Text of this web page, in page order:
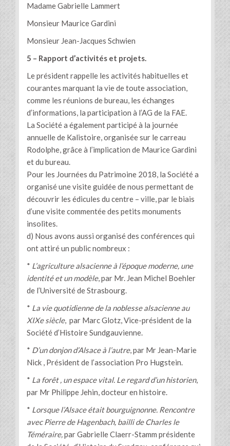
Madame Gabrielle Lammert
Monsieur Maurice Gardini
Monsieur Jean-Jacques Schwien
5 – Rapport d’activités et projets.
Le président rappelle les activités habituelles et
courantes marquant la vie de toute association,
comme les réunions de bureau, les échanges
d’informations, la participation à l’AG de la FAE.
La Société a également participé à la journée
annuelle de Kalistoire, organisée sur le carreau
Rodolphe, grâce à l’implication de Maurice Gardini
et du bureau.
Pour les Journées du Patrimoine 2018, la Société a
organisé une visite guidée de nous permettant de
découvrir les édicules du centre – ville, par le biais
d’une visite commentée des petits monuments
insolites.
d) Nous avons aussi organisé des conférences qui
ont attiré un public nombreux :
* L’agriculture alsacienne à l’époque moderne, une
identité et un modèle, par Mr. Jean Michel Boehler
de l’Université de Strasbourg.
* La vie quotidienne de la noblesse alsacienne au
XIXe siècle, par Marc Glotz, Vice-président de la
Société d’Histoire Sundgauvienne.
* D’un donjon d’Alsace à l’autre, par Mr Jean-Marie
Nick , Président de l’association Pro Hugstein.
* La forêt , un espace vital. Le regard d’un historien,
par Mr Philippe Jehin, docteur en histoire.
* Lorsque l’Alsace était bourguignonne. Rencontre
avec Pierre de Hagenbach, bailli de Charles le
Téméraire,par Gabrielle Claerr-Stamm présidente